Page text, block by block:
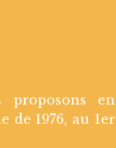
proposons en
1976, au 1er